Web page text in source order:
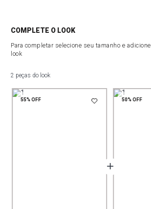
COMPLETE O LOOK
Para completar selecione seu tamanho e
look
2 peças do look
55%OFF 50%OFF